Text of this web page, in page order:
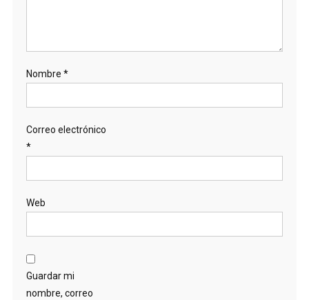
Nombre *
Correo electrónico
*
Web
Guardar mi
nombre, correo